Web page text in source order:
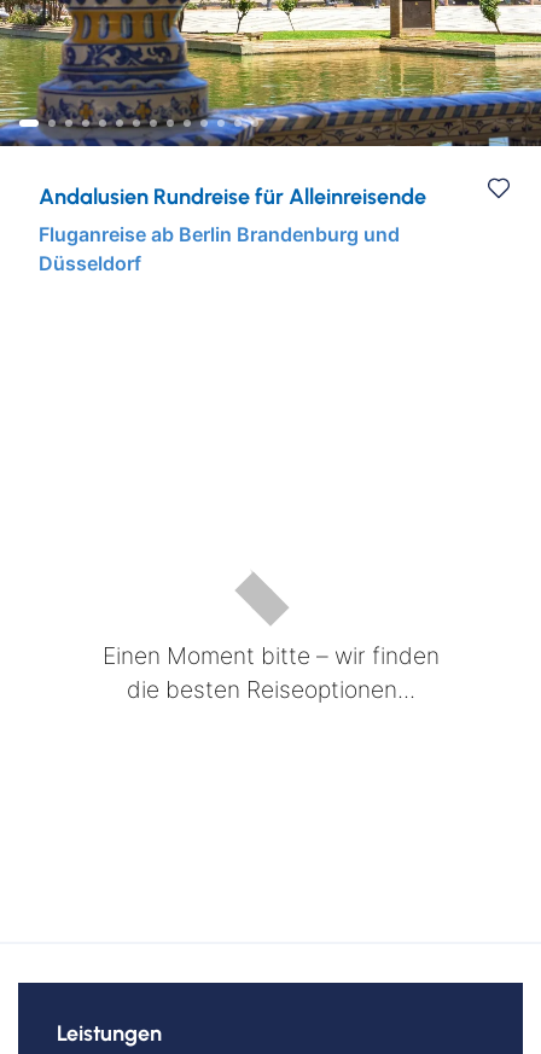
Städtereisen
Eventreisen
Musicalreisen
Elbphilharmonie Hamburg
Ruhr & Rhein
Europa
Mein Schiff Kombireisen
Mein Schiff Kreuzfahrten
Mosel Kreuzfahrten
Rhein Kreuzfahrten
Andalusien Rundreise für Alleinreisende
Fluganreise ab Berlin Brandenburg und
Düsseldorf
Einen Moment bitte – wir finden
die besten Reiseoptionen...
Leistungen